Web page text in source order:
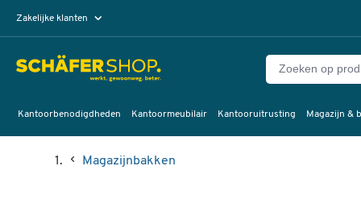
Zakelijke klanten
Kantoorbenodigdheden Kantoormeubilair Kantooruitrusting Magazijn &
Magazijnbakken